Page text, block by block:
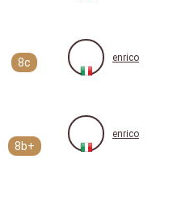
8c enrico
8b+
enrico